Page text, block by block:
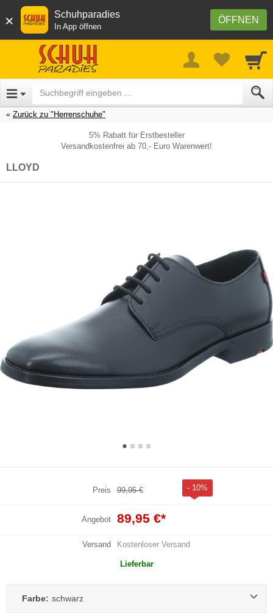
× ÖFFNEN
Schuhparadies
In App öffnen
Zurück zu "Herrenschuhe"
5% Rabatt für Erstbesteller
Versandkostenfrei ab 70,- Euro Warenwert!
LLOYD
Preis 99,95 € - 10%
Angebot 89,95 €*
Versand Kostenloser Versand
Lieferbar
Farbe: schwarz